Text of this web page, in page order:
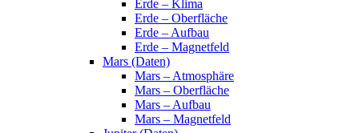
Erde – Klima
Erde – Oberfläche
Erde – Aufbau
Erde – Magnetfeld
Mars (Daten)
Mars – Atmosphäre
Mars – Oberfläche
Mars – Aufbau
Mars – Magnetfeld